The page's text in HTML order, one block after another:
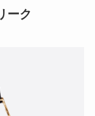
ーク